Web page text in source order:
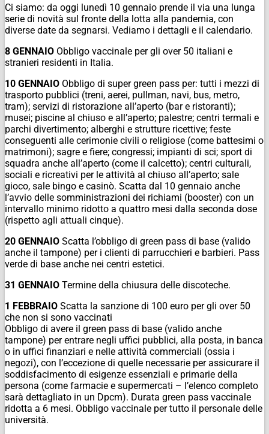
Ci siamo: da oggi lunedì 10 gennaio prende il via una lunga
serie di novità sul fronte della lotta alla pandemia, con
diverse date da segnarsi. Vediamo i dettagli e il calendario.
8 GENNAIO Obbligo vaccinale per gli over 50 italiani e
stranieri residenti in Italia.
10 GENNAIO Obbligo di super green pass per: tutti i mezzi di
trasporto pubblici (treni, aerei, pullman, navi, bus, metro,
tram); servizi di ristorazione all’aperto (bar e ristoranti);
musei; piscine al chiuso e all’aperto; palestre; centri termali e
parchi divertimento; alberghi e strutture ricettive; feste
conseguenti alle cerimonie civili o religiose (come battesimi o
matrimoni); sagre e fiere; congressi; impianti di sci; sport di
squadra anche all’aperto (come il calcetto); centri culturali,
sociali e ricreativi per le attività al chiuso all’aperto; sale
gioco, sale bingo e casinò. Scatta dal 10 gennaio anche
l’avvio delle somministrazioni dei richiami (booster) con un
intervallo minimo ridotto a quattro mesi dalla seconda dose
(rispetto agli attuali cinque).
20 GENNAIO Scatta l’obbligo di green pass di base (valido
anche il tampone) per i clienti di parrucchieri e barbieri. Pass
verde di base anche nei centri estetici.
31 GENNAIO Termine della chiusura delle discoteche.
1 FEBBRAIO Scatta la sanzione di 100 euro per gli over 50
che non si sono vaccinati
Obbligo di avere il green pass di base (valido anche
tampone) per entrare negli uffici pubblici, alla posta, in banca
o in uffici finanziari e nelle attività commerciali (ossia i
negozi), con l’eccezione di quelle necessarie per assicurare il
soddisfacimento di esigenze essenziali e primarie della
persona (come farmacie e supermercati – l’elenco completo
sarà dettagliato in un Dpcm). Durata green pass vaccinale
ridotta a 6 mesi. Obbligo vaccinale per tutto il personale delle
università.